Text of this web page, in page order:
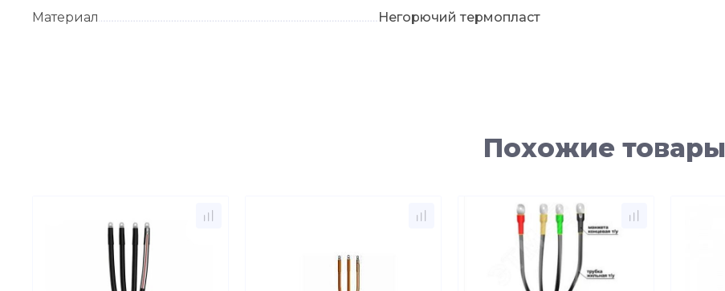
Материал
Негорючий термопласт
Похожие товары